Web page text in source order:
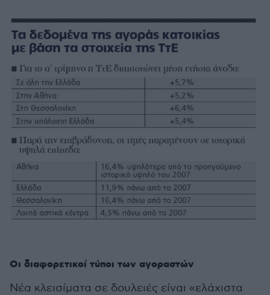
Οι διαφορετικοί τύποι των αγοραστών
Νέα κλεισίματα σε δουλειές είναι «ελάχιστα